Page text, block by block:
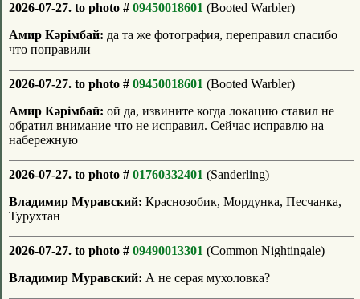
2026-07-27. to photo # 09450018601 (Booted Warbler)
Амир Кәрімбай: да та же фотография, переправил спасибо
что поправили
2026-07-27. to photo # 09450018601 (Booted Warbler)
Амир Кәрімбай: ой да, извините когда локацию ставил не
обратил внимание что не исправил. Сейчас исправлю на
набережную
2026-07-27. to photo # 01760332401 (Sanderling)
Владимир Муравский: Краснозобик, Мордунка, Песчанка,
Турухтан
2026-07-27. to photo # 09490013301 (Common Nightingale)
Владимир Муравский: А не серая мухоловка?